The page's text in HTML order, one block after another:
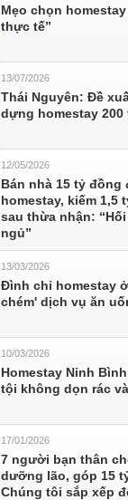
Mẹo chọn
thực tế”
13/07/2026
Thái Nguyên: Đề
dựng homestay 200
12/05/2026
Bán nhà 15 tỷ đồng
homestay, kiếm 1,5
sau thừa nhận:
ngủ”
13/03/2026
Đình chỉ homestay
chém' dịch vụ ăn
10/03/2026
Homestay Ninh
tội không dọn rác
17/01/2026
7 người bạn thân
dưỡng lão, góp 15
Chúng tôi sắp xếp